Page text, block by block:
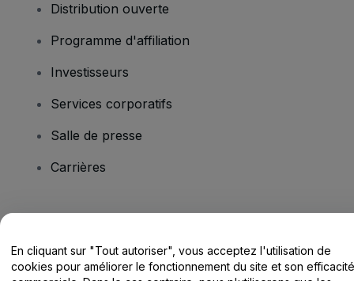
Distribution ouverte
Programme d'affiliation
Investisseurs
Services corporatifs
Salle de presse
Carrières
Centre d'assistance / Nous contacter
En cliquant sur "Tout autoriser", vous acceptez l'utilisation de
cookies pour améliorer le fonctionnement du site et son efficacité